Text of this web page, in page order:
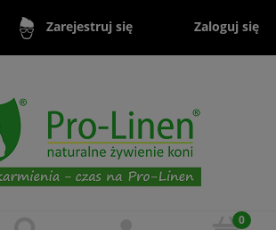
Zarejestruj się Zaloguj się